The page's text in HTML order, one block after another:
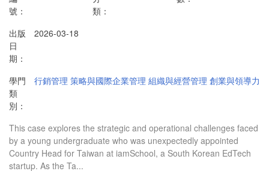
號：
類：
出版
日
期：
2026-03-18
學門
類
別：
行銷管理 策略與國際企業管理 組織與經營管理 創業與領導力
This case explores the strategic and operational challenges faced
by a young undergraduate who was unexpectedly appointed
Country Head for Taiwan at iamSchool, a South Korean EdTech
startup. As the Ta...